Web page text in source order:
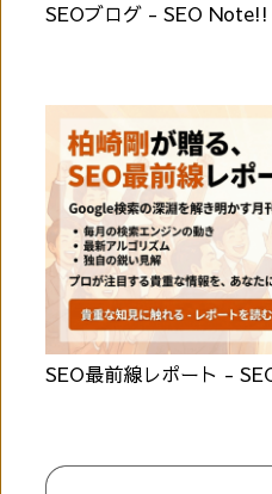
SEOブログ - SEO Note!!
SEO最前線レポート -